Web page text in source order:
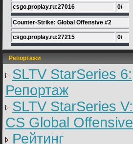
csgo.proplay.ru:27016 0/
Counter-Strike: Global Offensive #2
csgo.proplay.ru:27215 0/
Репортажи
SLTV StarSeries 6:
Репортаж
SLTV StarSeries V:
CS Global Offensive
Рейтинг